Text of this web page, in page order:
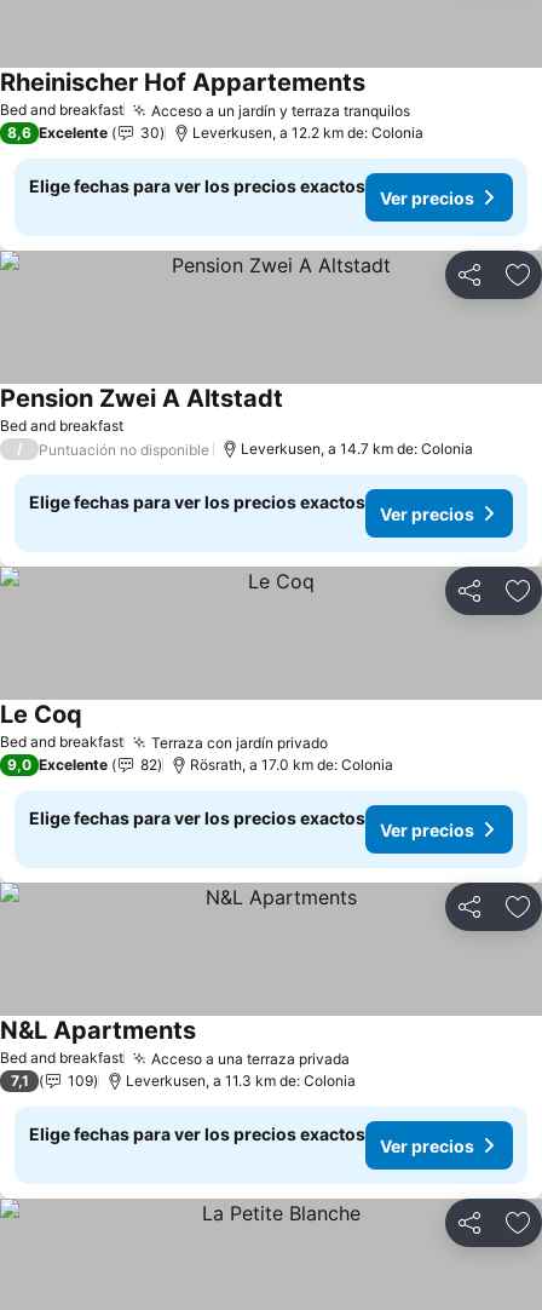
Bed and breakfast Acceso a un jardín y terraza tranquilosVer precios
Rheinischer Hof AppartementsVer precios
8,6 Excelente 30 Leverkusen, a 12.2 km de: Colonia
Elige fechas para ver los precios exactos
Ver precios
Compartir
Bed and breakfast
Pension Zwei A Altstadt
/ Puntuación no disponible Leverkusen, a 14.7 km de: Colonia
Elige fechas para ver los precios exactos
Ver precios
Compartir
Bed and breakfast Terraza con jardín privadoVer precios
Le Coq
9,0 Excelente 82 Rösrath, a 17.0 km de: Colonia
Elige fechas para ver los precios exactos
Ver precios
Compartir
Bed and breakfast Acceso a una terraza privada
N&L ApartmentsVer precios
7,1 109 Leverkusen, a 11.3 km de: Colonia
Elige fechas para ver los precios exactos
Ver precios
Compartir